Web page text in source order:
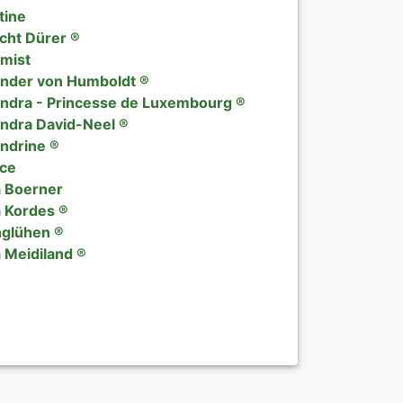
Dürer ®
von Humboldt ®
- Princesse de Luxembourg ®
David-Neel ®
®
Boerner
Kordes ®
®
Meidiland ®